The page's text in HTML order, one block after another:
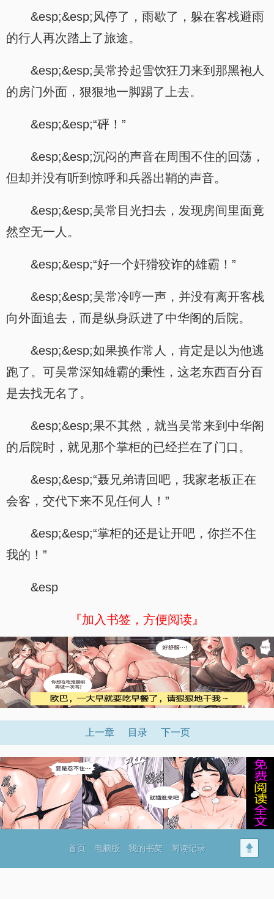
&esp;&esp;风停了，雨歇了，躲在客栈避雨
的行人再次踏上了旅途。
&esp;&esp;吴常拎起雪饮狂刀来到那黑袍人
的房门外面，狠狠地一脚踢了上去。
&esp;&esp;“砰！”
&esp;&esp;沉闷的声音在周围不住的回荡，
但却并没有听到惊呼和兵器出鞘的声音。
&esp;&esp;吴常目光扫去，发现房间里面竟
然空无一人。
&esp;&esp;“好一个奸猾狡诈的雄霸！”
&esp;&esp;吴常冷哼一声，并没有离开客栈
向外面追去，而是纵身跃进了中华阁的后院。
&esp;&esp;如果换作常人，肯定是以为他逃
跑了。可吴常深知雄霸的秉性，这老东西百分百
是去找无名了。
&esp;&esp;果不其然，就当吴常来到中华阁
的后院时，就见那个掌柜的已经拦在了门口。
&esp;&esp;“聂兄弟请回吧，我家老板正在
会客，交代下来不见任何人！”
&esp;&esp;“掌柜的还是让开吧，你拦不住
我的！”
&esp
『加入书签，方便阅读』
上一章 目录 下一页
首页 电脑版 我的书架 阅读记录